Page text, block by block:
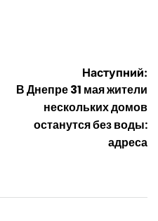
Наступний:
В Днепре 31 мая жители
нескольких домов
останутся без воды:
адреса